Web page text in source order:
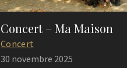
Concert – Ma Maison
Concert
30 novembre 2025